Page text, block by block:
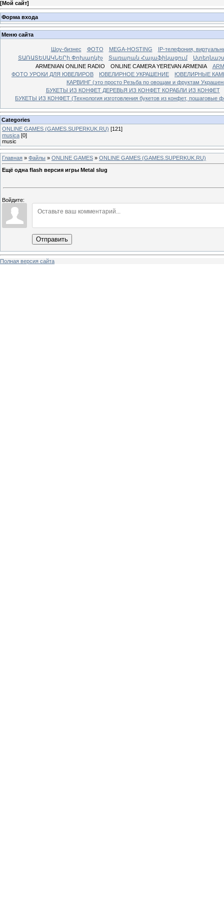
[Мой сайт]
Форма входа
Меню сайта
Шоу-бизнес ФОТО MEGA-HOSTING
IP-телефония,
ՏԱՌԱՏԵՍԱԿՆԵՐի Փոխարկիչ
Տառարան Հայաֆիկացում
ARMENIAN ONLINE RADIO
ONLINE CAMERA YEREVAN ARMENIA
ФОТО УРОКИ ДЛЯ ЮВЕЛИРОВ
ЮВЕЛИРНОЕ УКРАШЕНИЕ
ЮВЕЛИРНЫЕ
КАРВИНГ (это просто Резьба по овощам и фруктам
БУКЕТЫ ИЗ КОНФЕТ ДЕРЕВЬЯ ИЗ КОНФЕТ КОРАБЛИ ИЗ КОНФЕТ
БУКЕТЫ ИЗ КОНФЕТ (Технология изготовления букетов из конфет, пошаговые
Categories
ONLINE GAMES (GAMES.SUPERKUK.RU) [121]
musica [0]
music
Главная » Файлы » ONLINE GAMES » ONLINE GAMES (GAMES.SUPERKUK.RU)
Ещё одна flash версия игры Metal slug
Войдите:
Отправить
Полная версия сайта